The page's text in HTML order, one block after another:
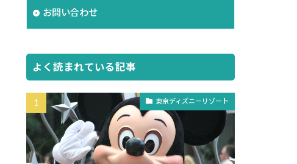
お問い合わせ
よく読まれている記事
東京ディズニーリゾート